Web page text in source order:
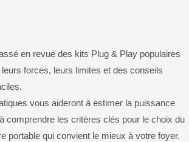
en revue des kits Plug & Play populaires
forces, leurs limites et des conseils
vous aideront à estimer la puissance
comprendre les critères clés pour le choix du
portable qui convient le mieux à votre foyer.